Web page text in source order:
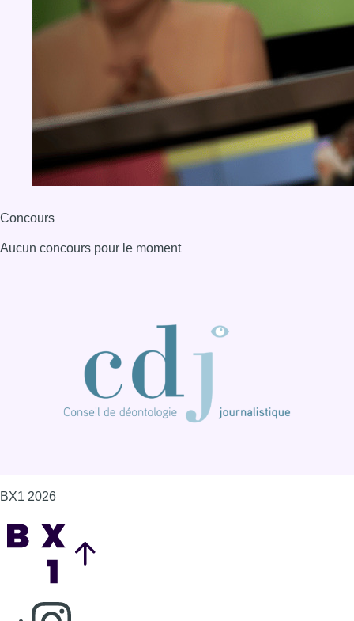
Concours
Aucun concours pour le moment
BX1 2026
Consulter page Instagram